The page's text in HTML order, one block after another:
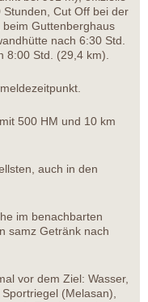
Cut Off bei der
Guttenberghaus
nach 6:30 Std.
8:00 Std. (29,4 km).
500 HM und 10 km
auch in den
im benachbarten
samz Getränk nach
vor dem Ziel: Wasser,
(Melasan),